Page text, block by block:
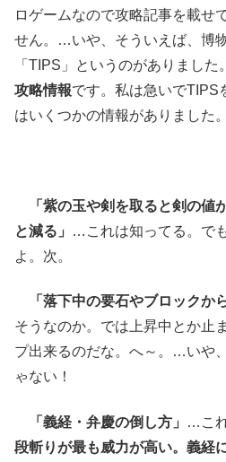
ロゲームなので攻略記事を載せ
せん。…いや、そういえば、博
「TIPS」というのがありました
攻略情報です。私は急いでTIPS
はいくつかの情報がありました。
「紫の玉や剣を取ると剣の値
と減る」
…これは知ってる。で
よ。次。
「落下中の要石やブロックか
そうなのか。では上昇中とか止
プ出来るのだな。へ～。…いや
ゃない！
「義経・弁慶の倒し方」 …こ
段斬りが最も威力が高い。義経